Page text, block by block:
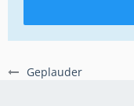
Geplauder